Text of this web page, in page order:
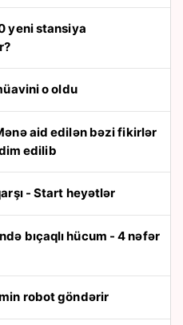
o oldu
edilib
- Start heyətlər
robot göndərir